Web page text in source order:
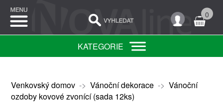
0
KATEGORIE
Venkovský domov-> Vánoční dekorace-> Vánoční
ozdoby kovové zvonící (sada 12ks)